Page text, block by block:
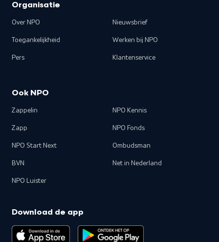
Organisatie
Over NPO
Toegankelijkheid
Pers
Nieuwsbrief
Werken bij NPO
Klantenservice
Ook NPO
Zappelin
Zapp
NPO Start Next
BVN
NPO Luister
NPO Kennis
NPO Fonds
Ombudsman
Net in Nederland
Download de app